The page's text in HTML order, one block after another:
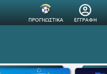
ΠΡΟΓΝΩΣΤΙΚΑ ΕΓΓΡΑΦΗ